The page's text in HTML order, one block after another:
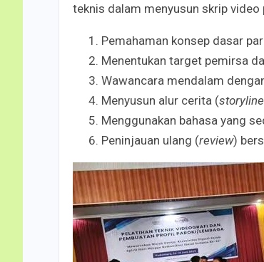
teknis dalam menyusun skrip video
Pemahaman konsep dasar
Menentukan target pemirsa
Wawancara mendalam
Menyusun alur cerita (storyline
Menggunakan bahasa yang
Peninjauan ulang (review)